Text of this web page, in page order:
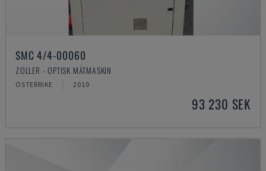
SMC 4/4-00060
ZOLLER - OPTISK MÄTMASKIN
ÖSTERRIKE 2010
93 230 SEK